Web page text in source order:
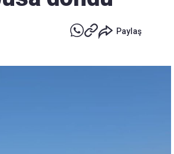
Paylaş